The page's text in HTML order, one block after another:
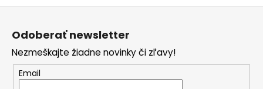
Z
Odoberať newsletter
Nezmeškajte žiadne novinky či zľavy!
Email